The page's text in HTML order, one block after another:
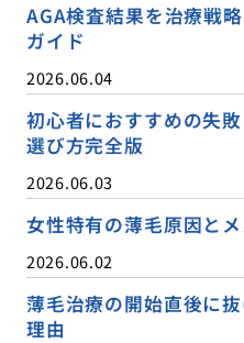
AGA検査結果を治療戦
ガイド
2026.06.04
初心者におすすめの失
選び方完全版
2026.06.03
女性特有の薄毛原因と
2026.06.02
薄毛治療の開始直後に
理由